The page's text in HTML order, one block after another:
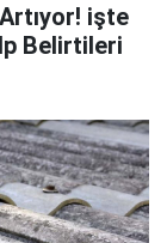
işte
Belirtileri